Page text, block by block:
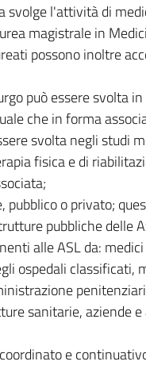
svolge l'attività di
magistrale in
possono inoltre
può essere svolta
che in forma
svolta negli studi
fisica e di
pubblico o privato;
pubbliche delle
alle ASL da:
ospedali
sanitarie, aziende
e